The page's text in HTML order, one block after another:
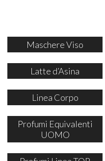
Maschere Viso
Latte d’Asina
Linea Corpo
Profumi Equivalenti
UOMO